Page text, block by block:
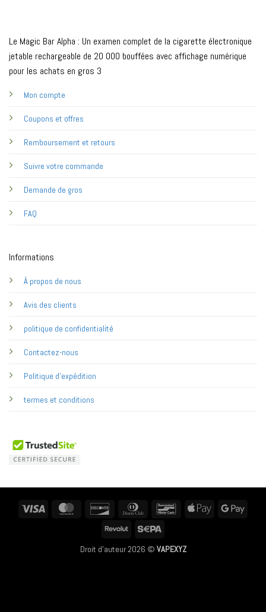
Le Magic Bar Alpha : Un examen complet de la cigarette électronique
jetable rechargeable de 20 000 bouffées avec affichage numérique
pour les achats en gros 3
Mon compte
Coupons et offres
Remboursement et retours
Suivre votre commande
Demande de gros
FAQ
Informations
À propos de nous
Avis des clients
politique de confidentialité
Contactez-nous
Politique d'expédition
termes et conditions
MasterCard Discover
Dinners
BancontactApple
Revolut
Droit d'auteur 2026 © VAPEXYZ